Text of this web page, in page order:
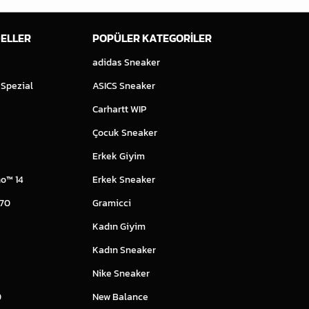
14
POPÜLER KATEGORİLER
adidas Sneaker
ASICS Sneaker
Carhartt WIP
Çocuk Sneaker
Erkek Giyim
Erkek Sneaker
Gramicci
Kadın Giyim
Kadın Sneaker
Nike Sneaker
New Balance